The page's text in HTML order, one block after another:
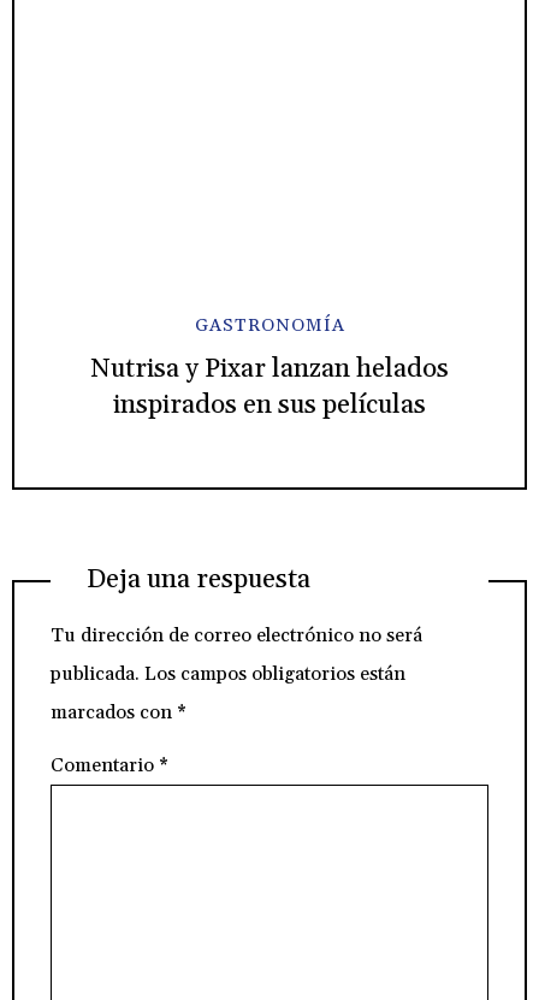
GASTRONOMÍA
Nutrisa y Pixar lanzan helados
inspirados en sus películas
Deja una respuesta
Tu dirección de correo electrónico no será
publicada. Los campos obligatorios están
marcados con *
Comentario *